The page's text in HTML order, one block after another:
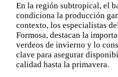
En la región subtropical, el
condiciona la producción
contexto, los especialistas
Formosa, destacan la
verdeos de invierno y lo
clave para asegurar
calidad hasta la primavera.